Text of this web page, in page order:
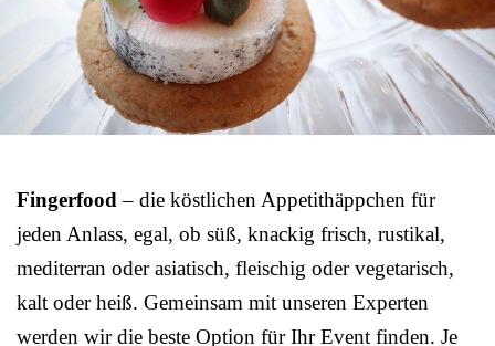
Fingerfood– die köstlichen Appetithäppchen für
jeden Anlass, egal, ob süß, knackig frisch, rustikal,
mediterran oder asiatisch, fleischig oder vegetarisch,
kalt oder heiß. Gemeinsam mit unseren Experten
werden wir die beste Option für Ihr Event finden. Je